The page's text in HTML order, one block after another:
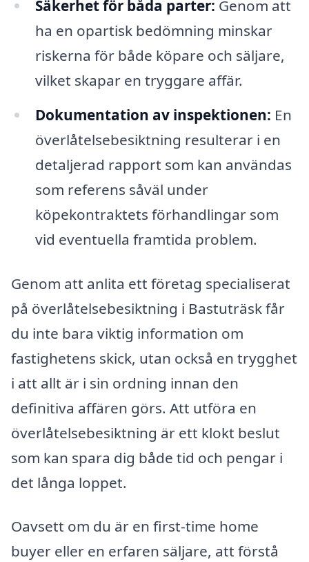
Säkerhet för båda parter: Genom att
ha en opartisk bedömning minskar
riskerna för både köpare och säljare,
vilket skapar en tryggare affär.
Dokumentation av inspektionen: En
överlåtelsebesiktning resulterar i en
detaljerad rapport som kan användas
som referens såväl under
köpekontraktets förhandlingar som
vid eventuella framtida problem.
Genom att anlita ett företag specialiserat
på överlåtelsebesiktning i Bastuträsk får
du inte bara viktig information om
fastighetens skick, utan också en trygghet
i att allt är i sin ordning innan den
definitiva affären görs. Att utföra en
överlåtelsebesiktning är ett klokt beslut
som kan spara dig både tid och pengar i
det långa loppet.
Oavsett om du är en first-time home
buyer eller en erfaren säljare, att förstå